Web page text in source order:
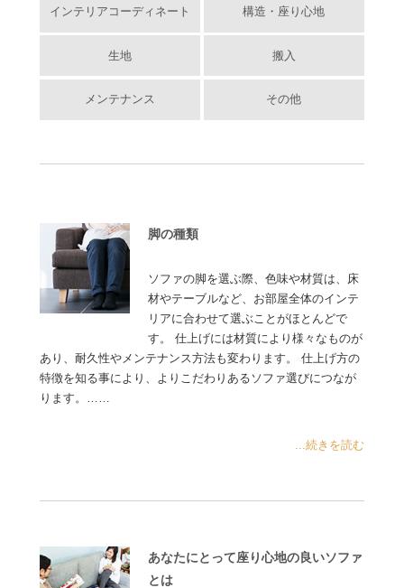
インテリアコーディネート 構造・座り心地
生地 搬入
メンテナンス その他
脚の種類
ソファの脚を選ぶ際、色味や材質は、床
材やテーブルなど、お部屋全体のインテ
リアに合わせて選ぶことがほとんどで
す。 仕上げには材質により様々なものが
あり、耐久性やメンテナンス方法も変わります。 仕上げ方の
特徴を知る事により、よりこだわりあるソファ選びにつなが
ります。……
...続きを読む
あなたにとって座り心地の良いソファ
とは